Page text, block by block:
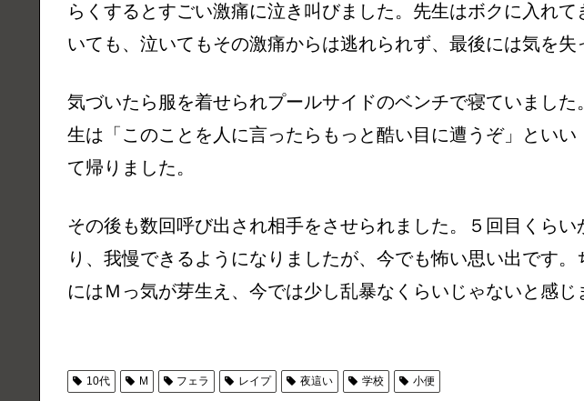
らくするとすごい激痛に泣き叫びました。先生はボクに入れ
いても、泣いてもその激痛からは逃れられず、最後には気を失
気づいたら服を着せられプールサイドのベンチで寝ていまし
生は「このことを人に言ったらもっと酷い目に遭うぞ」といい
て帰りました。
その後も数回呼び出され相手をさせられました。５回目くら
り、我慢できるようになりましたが、今でも怖い思い出です
にはＭっ気が芽生え、今では少し乱暴なくらいじゃないと感じ
10代 M フェラ レイプ 夜這い 学校 小便